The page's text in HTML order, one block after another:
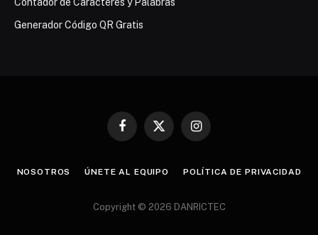
Contador de Caracteres y Palabras
Generador Código QR Gratis
Facebook
X
Instagram
NOSOTROS ÚNETE AL EQUIPO POLÍTICA DE PRIVACIDAD
Copyright © 2026 DANRICTEC